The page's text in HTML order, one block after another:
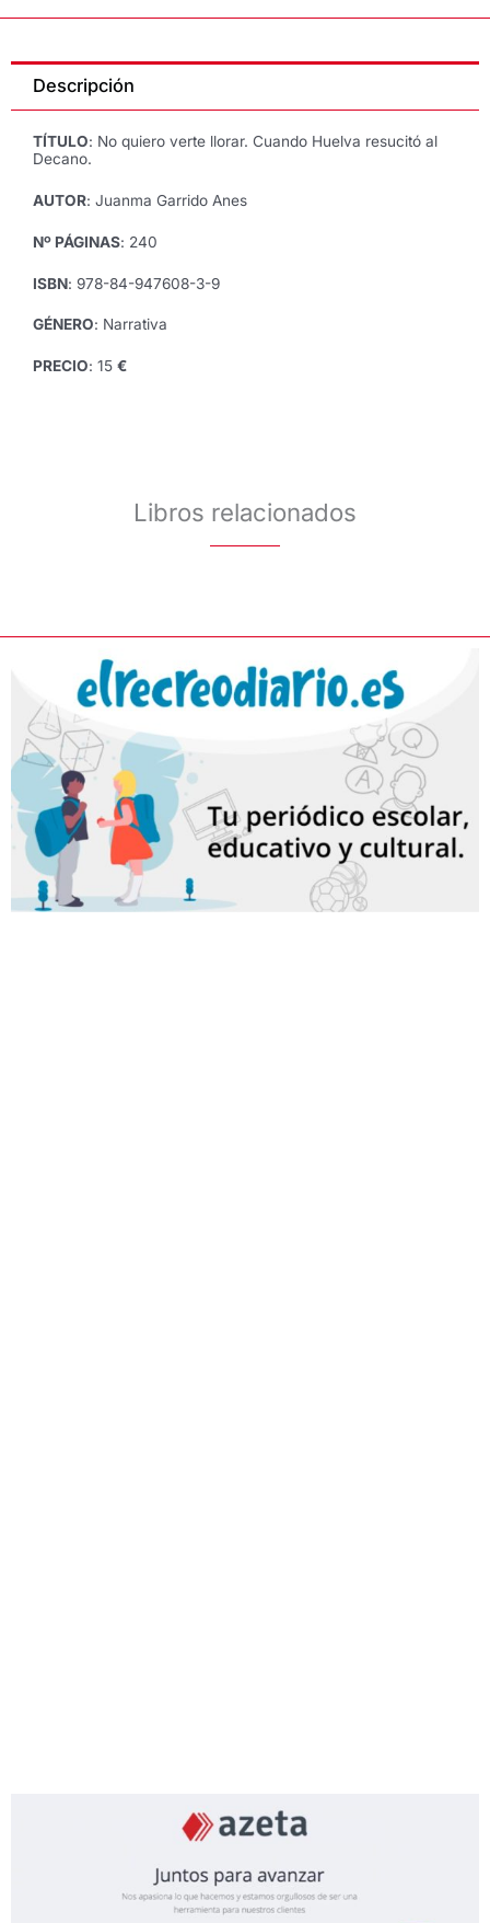
de
Juanma
Garrido
Anes
cantidad
Descripción
TÍTULO: No quiero verte llorar. Cuando Huelva resucitó al
Decano.
AUTOR: Juanma Garrido Anes
Nº PÁGINAS: 240
ISBN: 978-84-947608-3-9
GÉNERO: Narrativa
PRECIO: 15 €
Libros relacionados